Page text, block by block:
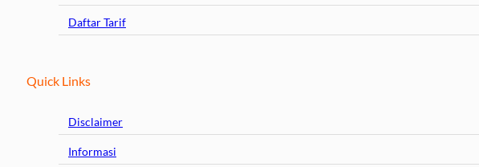
Daftar Tarif
Quick Links
Disclaimer
Informasi